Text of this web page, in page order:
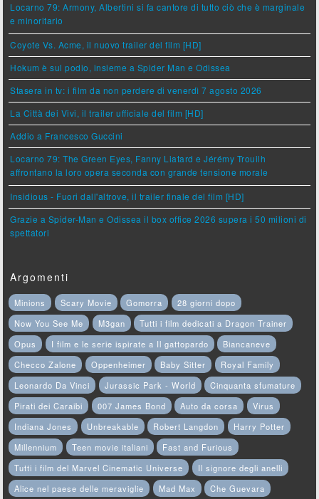
Locarno 79: Armony, Albertini si fa cantore di tutto ciò che è marginale
e minoritario
Coyote Vs. Acme, il nuovo trailer del film [HD]
Hokum è sul podio, insieme a Spider Man e Odissea
Stasera in tv: i film da non perdere di venerdì 7 agosto 2026
La Città dei Vivi, il trailer ufficiale del film [HD]
Addio a Francesco Guccini
Locarno 79: The Green Eyes, Fanny Liatard e Jérémy Trouilh
affrontano la loro opera seconda con grande tensione morale
Insidious - Fuori dall'altrove, il trailer finale del film [HD]
Grazie a Spider-Man e Odissea il box office 2026 supera i 50 milioni di
spettatori
Argomenti
Minions Scary Movie Gomorra
28 giorni dopo
Now You See Me
M3gan
Tutti i film dedicati a Dragon Trainer
Opus
I film e le serie ispirate a Il gattopardo
Biancaneve
Checco Zalone
Oppenheimer Baby Sitter
Royal Family
Leonardo Da Vinci
Jurassic Park - World
Cinquanta sfumature
Pirati dei Caraibi
007 James Bond Auto da corsa
Virus
Indiana Jones
Unbreakable Robert Langdon
Harry Potter
Millennium
Teen movie italiani
Fast and Furious
Tutti i film del Marvel Cinematic Universe
Il signore degli anelli
Alice nel paese delle meraviglie
Mad Max
Che Guevara